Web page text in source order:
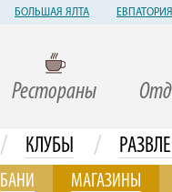
БОЛЬШАЯ ЯЛТА ЕВПАТОРИЯ
Рестораны
/ КЛУБЫ /
БАНИ МАГАЗИНЫ